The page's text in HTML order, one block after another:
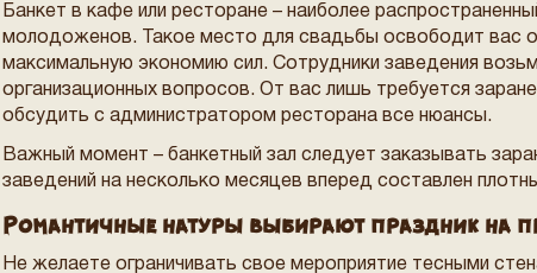
Банкет в кафе или ресторане – наиболее
молодоженов. Такое место для свадьбы освободит вас
максимальную экономию сил. Сотрудники заведения
организационных вопросов. От вас лишь требуется
обсудить с администратором ресторана все нюансы.
Важный момент – банкетный зал следует заказывать
заведений на несколько месяцев вперед составлен
Романтичные натуры выбирают праздник на
Не желаете ограничивать свое мероприятие тесными